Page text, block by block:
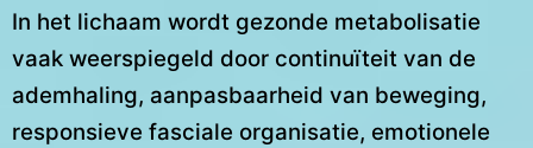
In het lichaam wordt gezonde metabolisatie
vaak weerspiegeld door continuïteit van de
ademhaling, aanpasbaarheid van beweging,
responsieve fasciale organisatie, emotionele